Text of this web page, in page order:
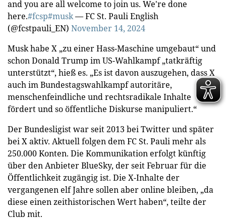
and you are all welcome to join us. We're done
here.#fcsp#musk— FC St. Pauli English
(@fcstpauli_EN) November 14, 2024
Musk habe X „zu einer Hass-Maschine umgebaut“ und
schon Donald Trump im US-Wahlkampf „tatkräftig
unterstützt“, hieß es. „Es ist davon auszugehen, dass X
auch im Bundestagswahlkampf autoritäre,
menschenfeindliche und rechtsradikale Inhalte
fördert und so öffentliche Diskurse manipuliert.“
Der Bundesligist war seit 2013 bei Twitter und später
bei X aktiv. Aktuell folgen dem FC St. Pauli mehr als
250.000 Konten. Die Kommunikation erfolgt künftig
über den Anbieter BlueSky, der seit Februar für die
Öffentlichkeit zugängig ist. Die X-Inhalte der
vergangenen elf Jahre sollen aber online bleiben, „da
diese einen zeithistorischen Wert haben“, teilte der
Club mit.